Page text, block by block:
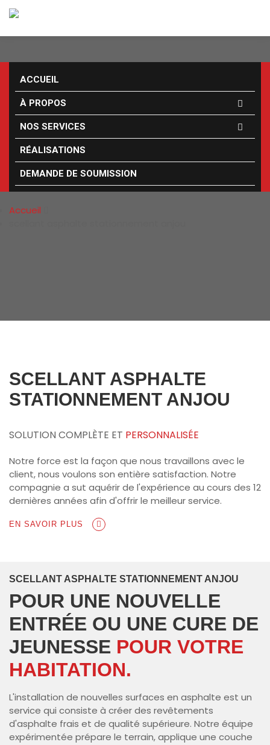
ACCUEIL
À PROPOS
NOS SERVICES
RÉALISATIONS
DEMANDE DE SOUMISSION
SCELLANT ASPHALTE
STATIONNEMENT ANJOU
Accueil
SCELLANT ASPHALTE
STATIONNEMENT ANJOU
SOLUTION COMPLÈTE ET PERSONNALISÉE
Notre force est la façon que nous travaillons avec le
client, nous voulons son entière satisfaction. Notre
compagnie a sut aquérir de l'expérience au cours des 12
dernières années afin d'offrir le meilleur service.
EN SAVOIR PLUS
SCELLANT ASPHALTE STATIONNEMENT ANJOU
POUR UNE NOUVELLE
ENTRÉE OU UNE CURE DE
JEUNESSE POUR VOTRE
HABITATION.
L'installation de nouvelles surfaces en asphalte est un
service qui consiste à créer des revêtements
d'asphalte frais et de qualité supérieure. Notre équipe
expérimentée prépare le terrain, applique une couche